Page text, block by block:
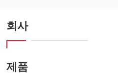
회사
제품